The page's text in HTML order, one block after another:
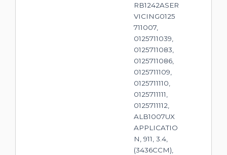
RB1242ASER
VICING0125
711007,
0125711039,
0125711083,
0125711086,
0125711109,
0125711110,
0125711111,
0125711112,
ALB1007UX
APPLICATIO
N, 911, 3.4,
(3436CCM),